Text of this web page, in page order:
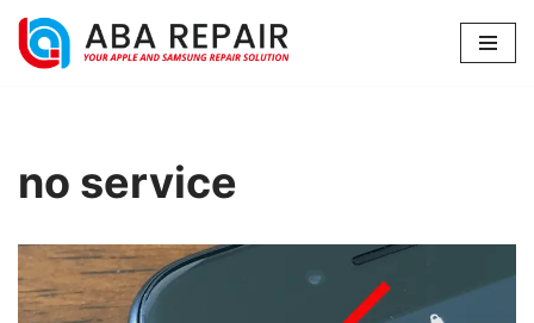
Lompat
no service